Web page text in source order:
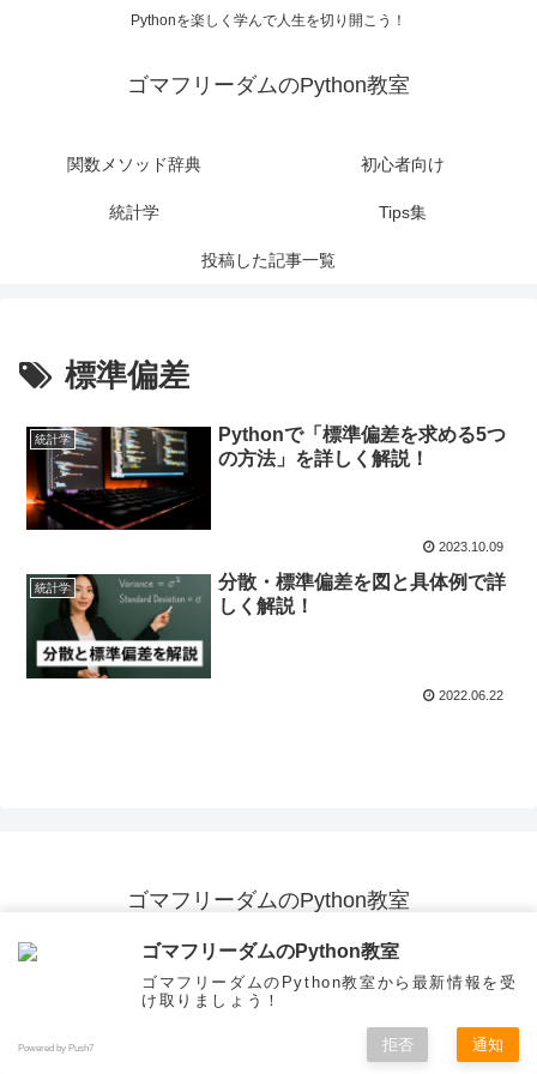
Pythonを楽しく学んで人生を切り開こう！
ゴマフリーダムのPython教室
関数メソッド辞典 初心者向け
統計学 Tips集
投稿した記事一覧
標準偏差
統計学
Pythonで「標準偏差を求める5つ
の方法」を詳しく解説！
2023.10.09
統計学
分散・標準偏差を図と具体例で詳
しく解説！
2022.06.22
ゴマフリーダムのPython教室
プライバシーポリシー
お問い合わせ
© 2022 ゴマフリーダムのPython教室.
トップ サイドバー
ゴマフリーダムのPython教室
ゴマフリーダムのPython教室から最新情報を受
け取りましょう！
Powered by Push7 拒否 通知